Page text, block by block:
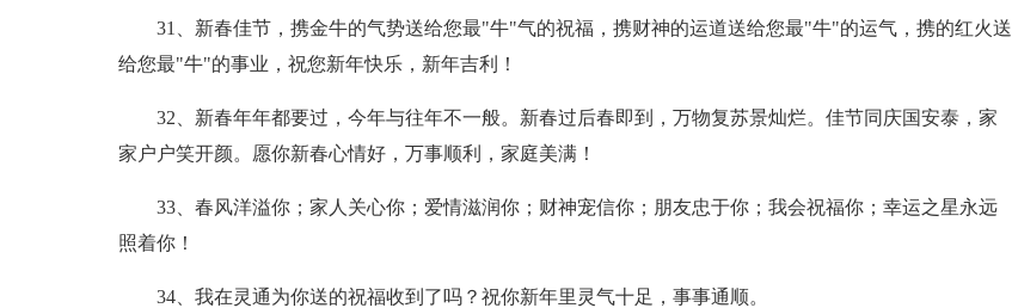
31、新春佳节，携金牛的气势送给您最"牛"气的祝福，携财神的运道送给您最"牛"的运气，携的红火送
给您最"牛"的事业，祝您新年快乐，新年吉利！
32、新春年年都要过，今年与往年不一般。新春过后春即到，万物复苏景灿烂。佳节同庆国安泰，家
家户户笑开颜。愿你新春心情好，万事顺利，家庭美满！
33、春风洋溢你；家人关心你；爱情滋润你；财神宠信你；朋友忠于你；我会祝福你；幸运之星永远
照着你！
34、我在灵通为你送的祝福收到了吗？祝你新年里灵气十足，事事通顺。